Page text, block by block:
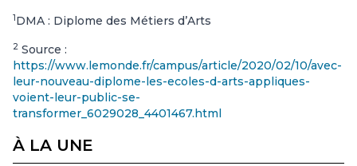
1DMA : Diplome des Métiers d’Arts
2 Source :
https://www.lemonde.fr/campus/article/2020/02/10/avec-
leur-nouveau-diplome-les-ecoles-d-arts-appliques-
voient-leur-public-se-
transformer_6029028_4401467.html
À LA UNE